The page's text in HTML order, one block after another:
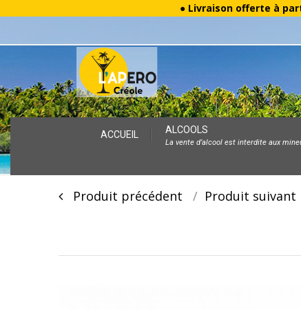
● Livraison offerte à
Skip
to
content
ACCUEIL ALCOOLS
La vente d’alcool est interdite aux
Post
Produit précédent Produit suivant